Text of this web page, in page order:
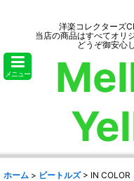
洋楽コレクターズ
当店の商品はすべてオリ
どうぞ御安心
メニュー
ホーム > ビートルズ > IN COLOR